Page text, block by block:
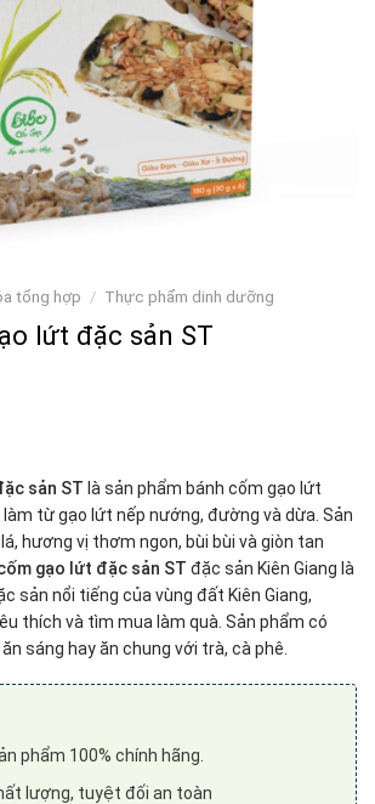
tổng hợp / Thực phẩm dinh dưỡng
lứt đặc sản ST
sản ST là sản phẩm bánh cốm gạo lứt
từ gạo lứt nếp nướng, đường và dừa. Sản
hương vị thơm ngon, bùi bùi và giòn tan
gạo lứt đặc sản ST đặc sản Kiên Giang là
sản nổi tiếng của vùng đất Kiên Giang,
thích và tìm mua làm quà. Sản phẩm có
sáng hay ăn chung với trà, cà phê.
phẩm 100% chính hãng.
lượng, tuyệt đối an toàn